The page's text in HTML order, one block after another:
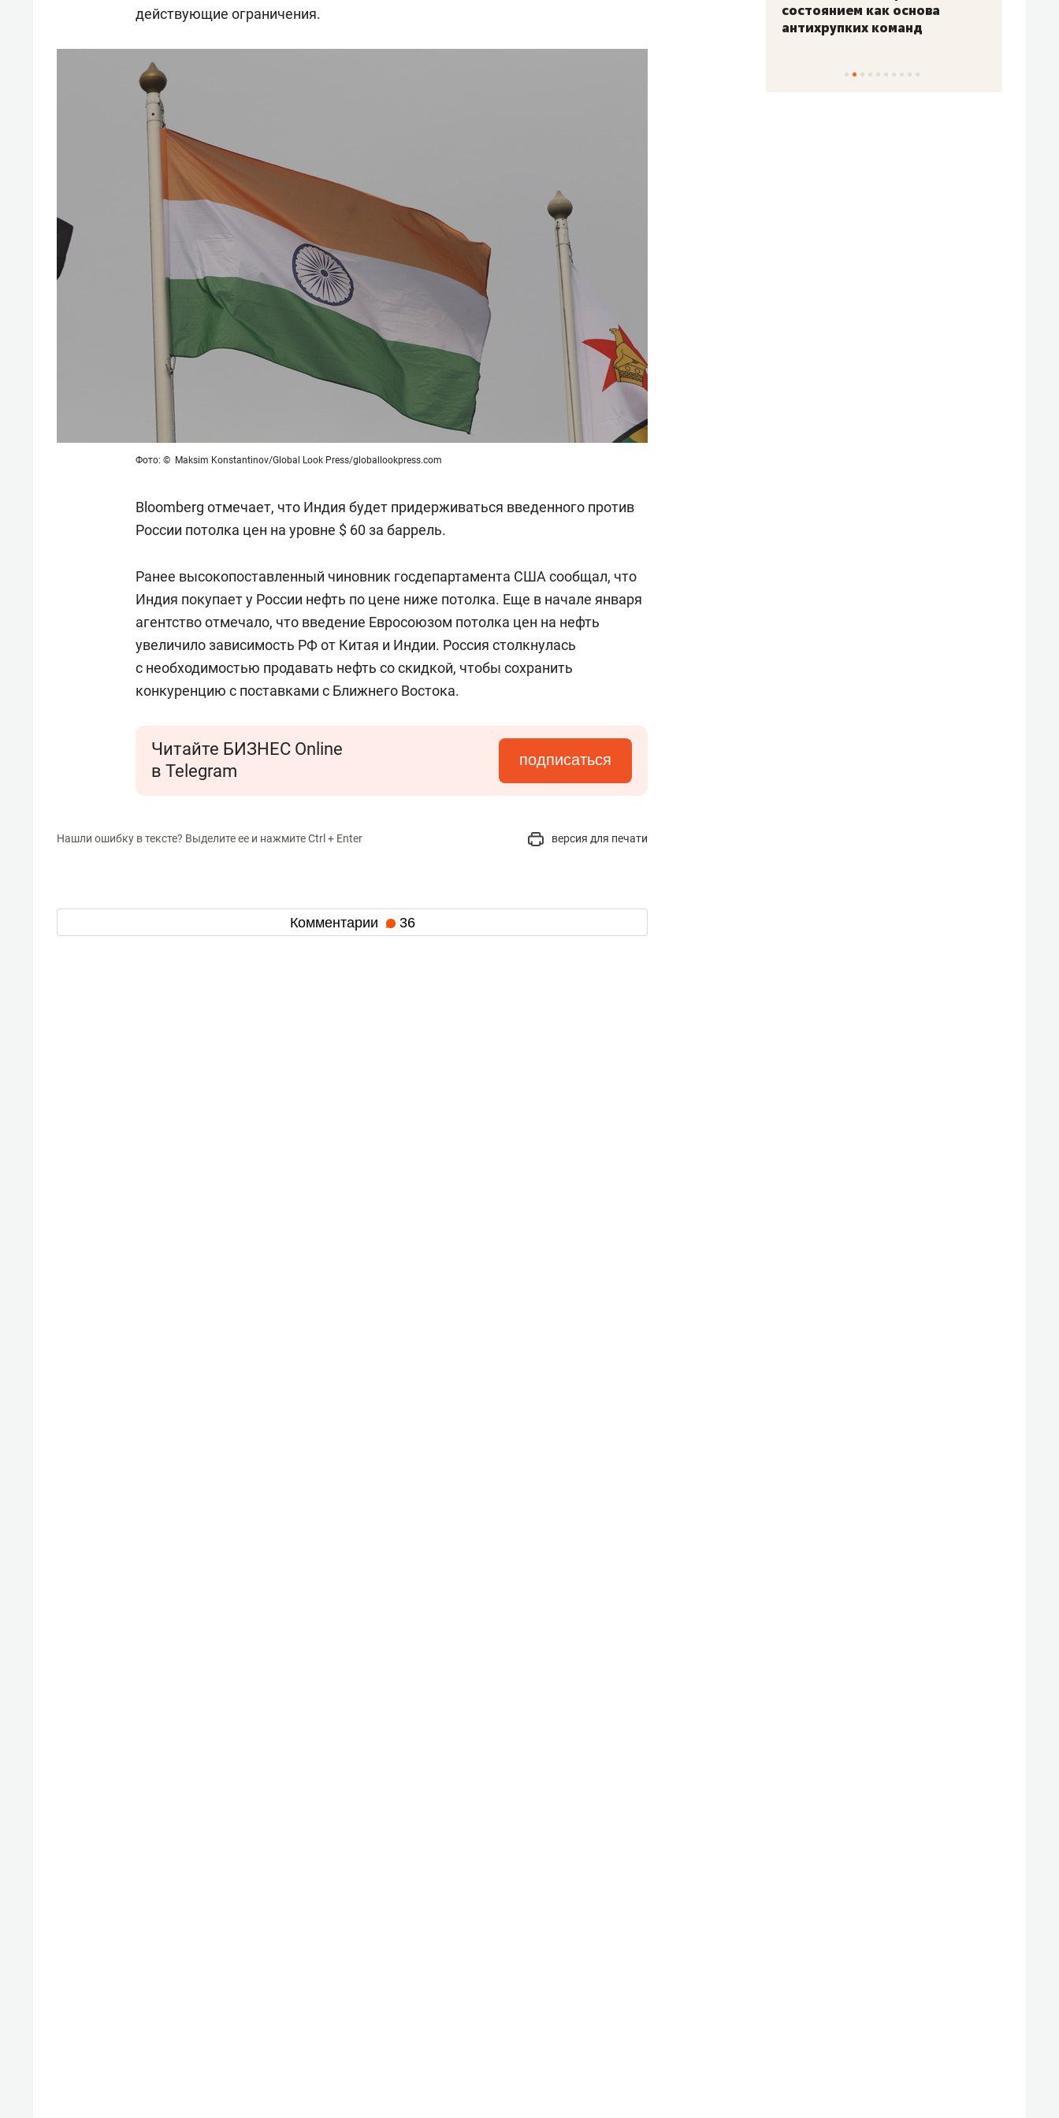
действующие ограничения.
Фото: © Maksim Konstantinov/Global Look Press/globallookpress.com
Bloomberg отмечает, что Индия будет придерживаться введенного против
России потолка цен на уровне $ 60 за баррель.
Ранее высокопоставленный чиновник госдепартамента США сообщал, что
Индия покупает у России нефть по цене ниже потолка. Еще в начале января
агентство отмечало, что введение Евросоюзом потолка цен на нефть
увеличило зависимость РФ от Китая и Индии. Россия столкнулась
с необходимостью продавать нефть со скидкой, чтобы сохранить
конкуренцию с поставками с Ближнего Востока.
Читайте БИЗНЕС Online
в Telegram
подписаться
Нашли ошибку в тексте? Выделите ее и нажмите Ctrl + Enter версия для печати
Комментарии 36
«Гонка Героев»